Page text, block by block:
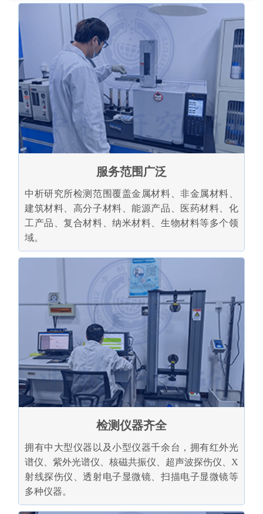
服务范围广泛
中析研究所检测范围覆盖金属材料、非金属材料、
建筑材料、高分子材料、能源产品、医药材料、化
工产品、复合材料、纳米材料、生物材料等多个领
域。
检测仪器齐全
拥有中大型仪器以及小型仪器千余台，拥有红外光
谱仪、紫外光谱仪、核磁共振仪、超声波探伤仪、X
射线探伤仪、透射电子显微镜、扫描电子显微镜等
多种仪器。